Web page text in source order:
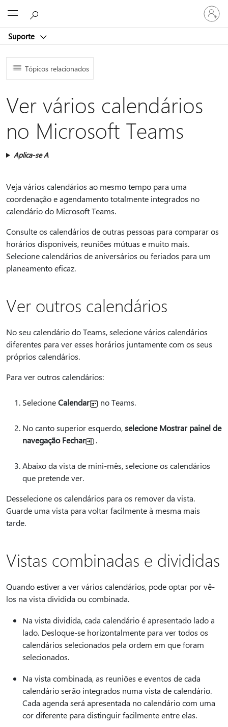
Suporte
Iniciar
sessão
na
Tópicos relacionados
Ver vários calendários
no Microsoft Teams
Aplica-se A
Veja vários calendários ao mesmo tempo para uma
coordenação e agendamento totalmente integrados no
calendário do Microsoft Teams.
Consulte os calendários de outras pessoas para comparar os
horários disponíveis, reuniões mútuas e muito mais.
Selecione calendários de aniversários ou feriados para um
planeamento eficaz.
Ver outros calendários
No seu calendário do Teams, selecione vários calendários
diferentes para ver esses horários juntamente com os seus
próprios calendários.
Para ver outros calendários:
SelecioneCalendar no Teams.
No canto superior esquerdo,selecione Mostrar painel de
navegação Fechar
.
Abaixo da vista de mini-mês, selecione os calendários
que pretende ver.
Desselecione os calendários para os remover da vista.
Guarde uma vista para voltar facilmente à mesma mais
tarde.
Vistas combinadas e divididas
Quando estiver a ver vários calendários, pode optar por vê-
los na vista dividida ou combinada.
Na vista dividida, cada calendário é apresentado lado a
lado. Desloque-se horizontalmente para ver todos os
calendários selecionados pela ordem em que foram
selecionados.
Na vista combinada, as reuniões e eventos de cada
calendário serão integrados numa vista de calendário.
Cada agenda será apresentada no calendário com uma
cor diferente para distinguir facilmente entre elas.